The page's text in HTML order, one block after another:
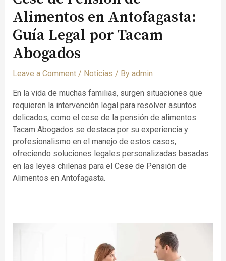
Alimentos en Antofagasta:
Guía Legal por Tacam
Abogados
Leave a Comment / Noticias / By admin
En la vida de muchas familias, surgen situaciones que
requieren la intervención legal para resolver asuntos
delicados, como el cese de la pensión de alimentos.
Tacam Abogados se destaca por su experiencia y
profesionalismo en el manejo de estos casos,
ofreciendo soluciones legales personalizadas basadas
en las leyes chilenas para el Cese de Pensión de
Alimentos en Antofagasta.